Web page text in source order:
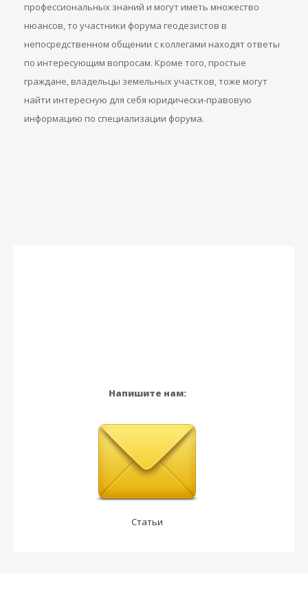
профессиональных знаний и могут иметь множество
нюансов, то участники форума геодезистов в
непосредственном общении с коллегами находят ответы
по интересующим вопросам. Кроме того, простые
граждане, владельцы земельных участков, тоже могут
найти интересную для себя юридически-правовую
информацию по специализации форума.
Напишите нам:
Статьи